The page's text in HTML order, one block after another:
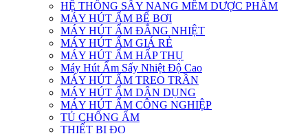
HỆ THỐNG SẤY NANG MỀM DƯỢC PHẨM
MÁY HÚT ẨM BỂ BƠI
MÁY HÚT ẨM ĐẲNG NHIỆT
MÁY HÚT ẨM GIÁ RẺ
MÁY HÚT ẨM HẤP THỤ
Máy Hút Ẩm Sấy Nhiệt Độ Cao
MÁY HÚT ẨM TREO TRẦN
MÁY HÚT ẨM DÂN DỤNG
MÁY HÚT ẨM CÔNG NGHIỆP
TỦ CHỐNG ẨM
THIẾT BỊ ĐO